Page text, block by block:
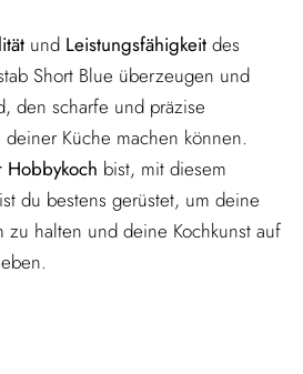
und Leistungsfähigkeit des
Short Blue überzeugen und
den scharfe und präzise
Küche machen können.
Hobbykoch bist, mit diesem
du bestens gerüstet, um deine
zu halten und deine Kochkunst auf